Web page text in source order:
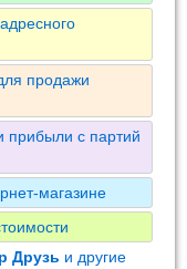
продажи
прибыли с партий
магазине
Друзь и другие